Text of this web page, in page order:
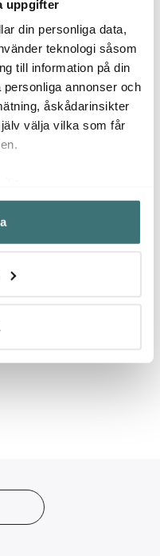
uppgifter
din personliga data,
teknologi såsom
till information på din
annonser och
åskådarinsikter
välja vilka som får
plats som
till flera meter
aktivt skanna den för
uppgifter
samtycke när som
och annonserna
att du tycker om. Det
Speckle
17 cm
389 kr
i lager
våra kunder